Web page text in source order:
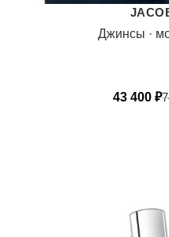
Джинсы ·
43 400 ₽